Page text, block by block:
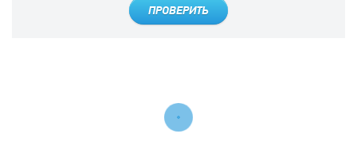
ПРОВЕРИТЬ